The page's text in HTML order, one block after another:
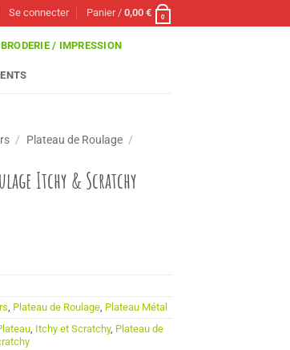
Se connecter Panier /0,00€ 0
BRODERIE / IMPRESSION
/ Plateau de Roulage /
Itchy & Scratchy
Plateau de Roulage Plateau Métal
Itchy et Scratchy, Plateau de